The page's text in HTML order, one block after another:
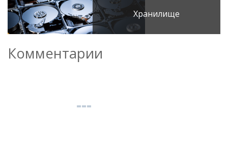
Хранилище
Комментарии